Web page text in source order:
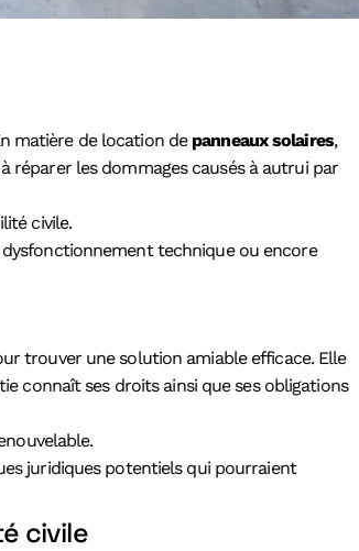
matière de location de panneaux solaires,
réparer les dommages causés à autrui par
civile.
technique ou encore
trouver une solution amiable efficace. Elle
connaît ses droits ainsi que ses obligations
juridiques potentiels qui pourraient
civile